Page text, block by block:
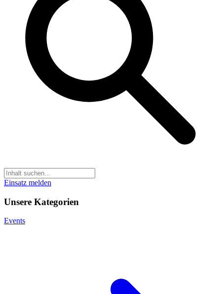
Einsatz melden
Unsere Kategorien
Events